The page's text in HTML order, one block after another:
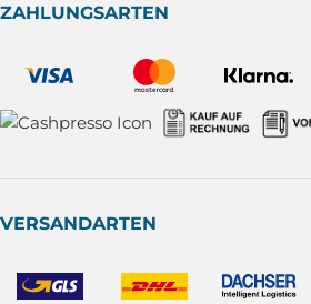
ZAHLUNGSARTEN
VERSANDARTEN